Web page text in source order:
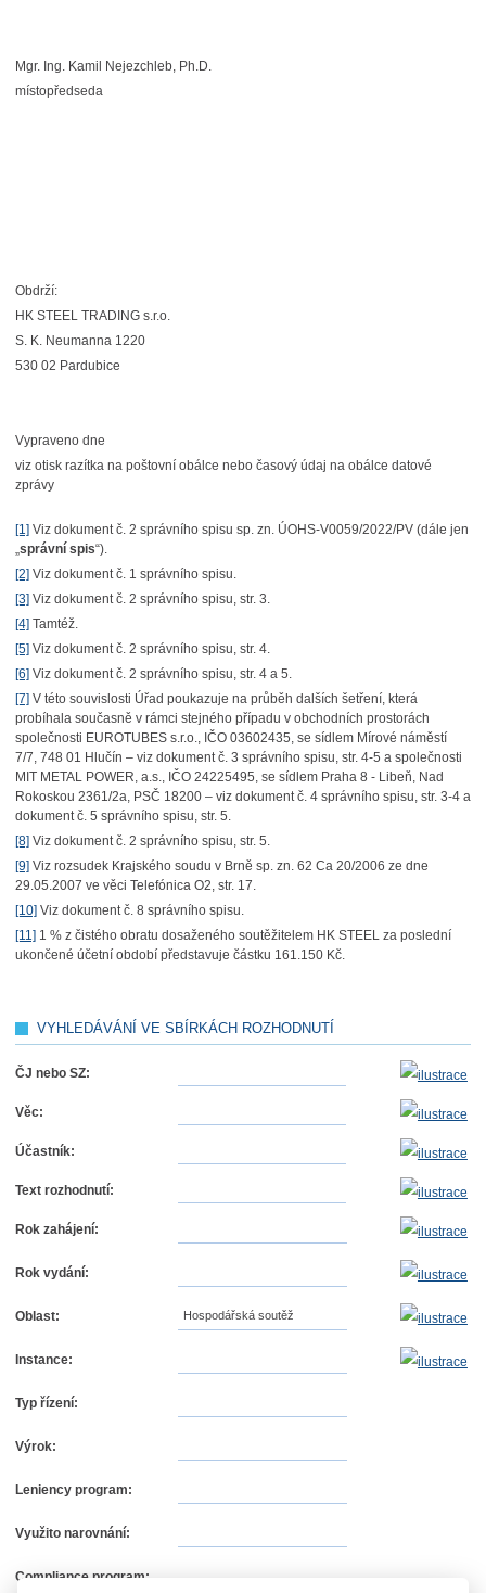
Mgr. Ing. Kamil Nejezchleb, Ph.D.
místopředseda
Obdrží:
HK STEEL TRADING s.r.o.
S. K. Neumanna 1220
530 02 Pardubice
Vypraveno dne
viz otisk razítka na poštovní obálce nebo časový údaj na obálce datové
zprávy
[1] Viz dokument č. 2 správního spisu sp. zn. ÚOHS-V0059/2022/PV (dále jen
„správní spis“).
[2] Viz dokument č. 1 správního spisu.
[3] Viz dokument č. 2 správního spisu, str. 3.
[4] Tamtéž.
[5] Viz dokument č. 2 správního spisu, str. 4.
[6] Viz dokument č. 2 správního spisu, str. 4 a 5.
[7] V této souvislosti Úřad poukazuje na průběh dalších šetření, která
probíhala současně v rámci stejného případu v obchodních prostorách
společnosti EUROTUBES s.r.o., IČO 03602435, se sídlem Mírové náměstí
7/7, 748 01 Hlučín – viz dokument č. 3 správního spisu, str. 4-5 a společnosti
MIT METAL POWER, a.s., IČO 24225495, se sídlem Praha 8 - Libeň, Nad
Rokoskou 2361/2a, PSČ 18200 – viz dokument č. 4 správního spisu, str. 3-4 a
dokument č. 5 správního spisu, str. 5.
[8] Viz dokument č. 2 správního spisu, str. 5.
[9] Viz rozsudek Krajského soudu v Brně sp. zn. 62 Ca 20/2006 ze dne
29.05.2007 ve věci Telefónica O2, str. 17.
[10] Viz dokument č. 8 správního spisu.
[11] 1 % z čistého obratu dosaženého soutěžitelem HK STEEL za poslední
ukončené účetní období představuje částku 161.150 Kč.
VYHLEDÁVÁNÍ VE SBÍRKÁCH ROZHODNUTÍ
ČJ nebo SZ:
Věc:
Účastník:
Text rozhodnutí:
Rok zahájení:
Rok vydání:
Oblast: Hospodářská soutěž
Instance:
Typ řízení:
Výrok:
Leniency program:
Využito narovnání:
Compliance program: